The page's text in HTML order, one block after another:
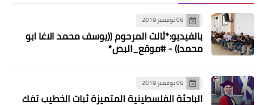
أخبار متنوعة
06 نوفمبر 2019
بالفيديو:*ثالث المرحوم ((يوسف محمد الاغا ابو
محمد)) - #موقع_البص*
06 نوفمبر 2019
الباحثة الفلسطينية المتميزة ثبات الخطيب تفك